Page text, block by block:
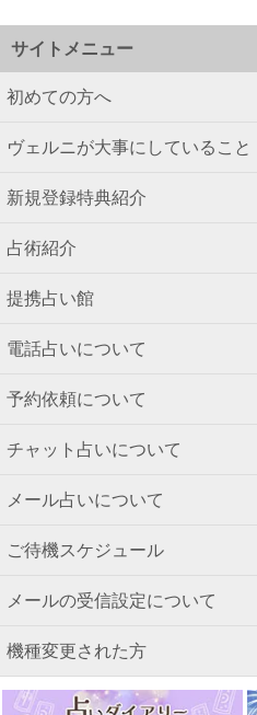
サイトメニュー
初めての方へ
ヴェルニが大事にしていること
新規登録特典紹介
占術紹介
提携占い館
電話占いについて
予約依頼について
チャット占いについて
メール占いについて
ご待機スケジュール
メールの受信設定について
機種変更された方